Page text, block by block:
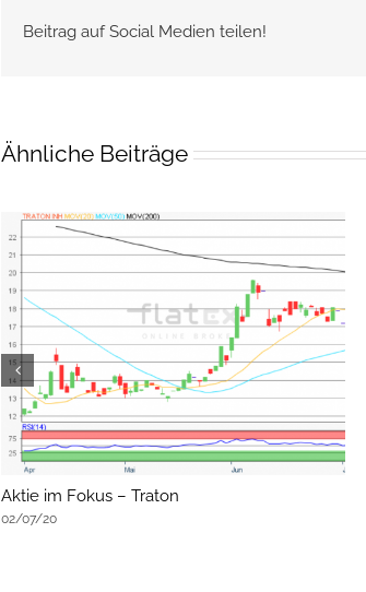
Beitrag auf Social Medien teilen!
Ähnliche Beiträge
Aktie im Fokus – Traton
02/07/20